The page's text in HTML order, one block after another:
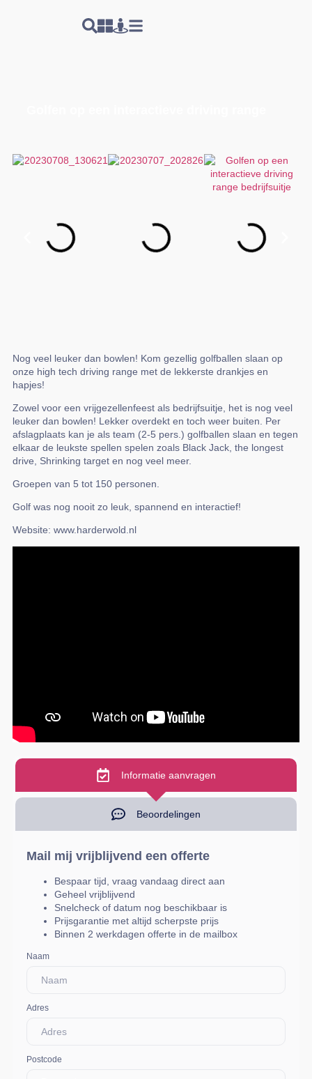
Nog veel leuker dan bowlen! Kom gezellig golfballen slaan op
onze high tech driving range met de lekkerste drankjes en
hapjes!
Zowel voor een vrijgezellenfeest als bedrijfsuitje, het is nog veel
leuker dan bowlen! Lekker overdekt en toch weer buiten. Per
afslagplaats kan je als team (2-5 pers.) golfballen slaan en tegen
elkaar de leukste spellen spelen zoals Black Jack, the longest
drive, Shrinking target en nog veel meer.
Groepen van 5 tot 150 personen.
Golf was nog nooit zo leuk, spannend en interactief!
Website: www.harderwold.nl
Informatie aanvragen
Beoordelingen
Mail mij vrijblijvend een offerte
Bespaar tijd, vraag vandaag direct aan
Geheel vrijblijvend
Snelcheck of datum nog beschikbaar is
Prijsgarantie met altijd scherpste prijs
Binnen 2 werkdagen offerte in de mailbox
Naam
Adres
Postcode